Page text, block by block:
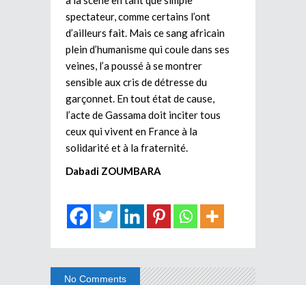
spectateur, comme certains l’ont
d’ailleurs fait. Mais ce sang africain
plein d’humanisme qui coule dans ses
veines, l’a poussé à se montrer
sensible aux cris de détresse du
garçonnet. En tout état de cause,
l’acte de Gassama doit inciter tous
ceux qui vivent en France à la
solidarité et à la fraternité.
Dabadi ZOUMBARA
No Comments